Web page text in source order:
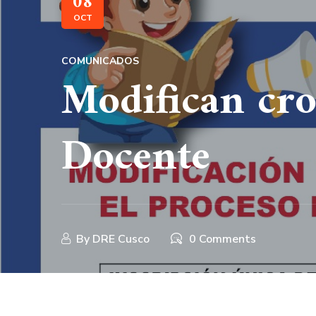
OCT
COMUNICADOS
Modifican
Docente
By DRE Cusco 0 Comments